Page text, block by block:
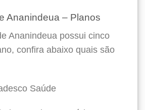
Ananindeua – Planos
Ananindeua possui cinco
confira abaixo quais são
Saúde